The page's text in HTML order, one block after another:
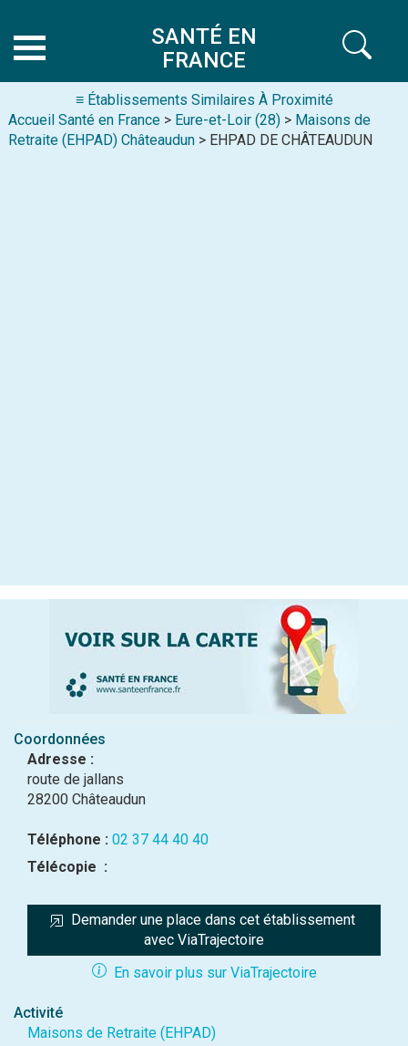
SANTÉ EN
FRANCE
≡ Établissements Similaires À Proximité
Accueil Santé en France > Eure-et-Loir (28) > Maisons de
Retraite (EHPAD) Châteaudun > EHPAD DE CHÂTEAUDUN
Coordonnées
Adresse :
route de jallans
28200 Châteaudun
Téléphone : 02 37 44 40 40
Télécopie :
Demander une place dans cet établissement
avec ViaTrajectoire
En savoir plus sur ViaTrajectoire
Activité
Maisons de Retraite (EHPAD)